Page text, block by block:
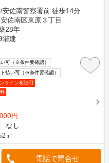
安佐南警察署前 徒歩14分
佐南区東原３丁目
28年
階建
可（※条件要確認）
払い可（※条件要確認）
ライン相談可
円
なし
㎡
電話で問合せ